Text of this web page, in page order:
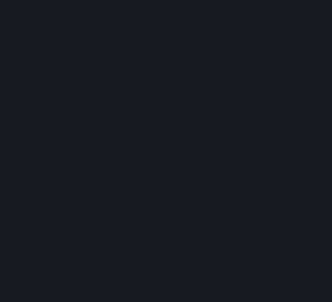
得您的创意工坊内容与蒸汽平台及创
容，完美世界可进行必要修改；以及
方可在其认为有必要或适当的情况下
创意工坊内容进行修改，以增强游戏体
（3） 您可以自行决定从相关创意工
内容。如果您选择这样做，完美世界
传输、传播、公开展示或公开表演该
是：(a) 对于已分发的含有该创意工坊
式在游戏中使用的创意工坊内容，完
意工坊内容享有的权利；并且 (b) 您
并不影响已获取该等创意工坊内容副